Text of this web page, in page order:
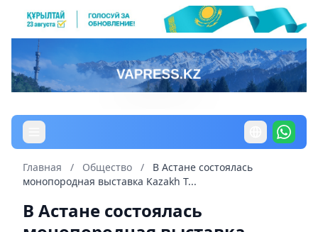
Главная / Общество /
В Астане состоялась
монопородная выставка Kazakh T...
В Астане состоялась